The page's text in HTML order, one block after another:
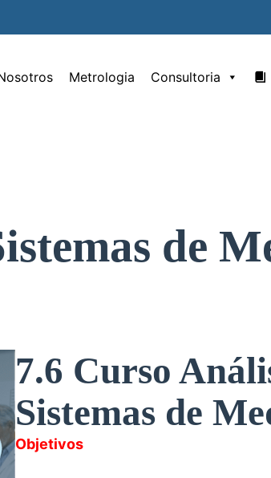
Metrologia Consultoria
de
7.6 Curso
Sistemas de
Objetivos